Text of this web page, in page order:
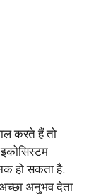
करते हैं तो
हो सकता है.
अनुभव देता